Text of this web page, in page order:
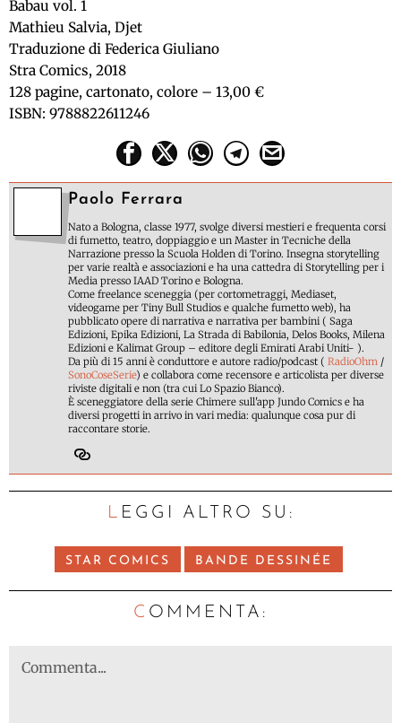
Babau vol. 1
Mathieu Salvia, Djet
Traduzione di Federica Giuliano
Stra Comics, 2018
128 pagine, cartonato, colore – 13,00 €
ISBN: 9788822611246
Paolo Ferrara
Nato a Bologna, classe 1977, svolge diversi mestieri e frequenta corsi
di fumetto, teatro, doppiaggio e un Master in Tecniche della
Narrazione presso la Scuola Holden di Torino. Insegna storytelling
per varie realtà e associazioni e ha una cattedra di Storytelling per i
Media presso IAAD Torino e Bologna.
Come freelance sceneggia (per cortometraggi, Mediaset,
videogame per Tiny Bull Studios e qualche fumetto web), ha
pubblicato opere di narrativa e narrativa per bambini ( Saga
Edizioni, Epika Edizioni, La Strada di Babilonia, Delos Books, Milena
Edizioni e Kalimat Group – editore degli Emirati Arabi Uniti- ).
Da più di 15 anni è conduttore e autore radio/podcast ( RadioOhm /
SonoCoseSerie) e collabora come recensore e articolista per diverse
riviste digitali e non (tra cui Lo Spazio Bianco).
È sceneggiatore della serie Chimere sull'app Jundo Comics e ha
diversi progetti in arrivo in vari media: qualunque cosa pur di
raccontare storie.
LEGGI ALTRO SU:
STAR COMICS BANDE DESSINÉE
C OMMENTA: